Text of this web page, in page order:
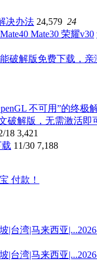
决办法 24,579 24
破解版免费下载，亲
不可用”的终极
破解版，无需激活即
18 3,421
载 11/30 7,188